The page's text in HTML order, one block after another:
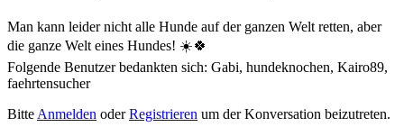
Man kann leider nicht alle Hunde auf der ganzen Welt retten, aber
die ganze Welt eines Hundes! ☀️🍀
Folgende Benutzer bedankten sich: Gabi, hundeknochen, Kairo89,
faehrtensucher
Bitte Anmelden oderRegistrieren um der Konversation beizutreten.